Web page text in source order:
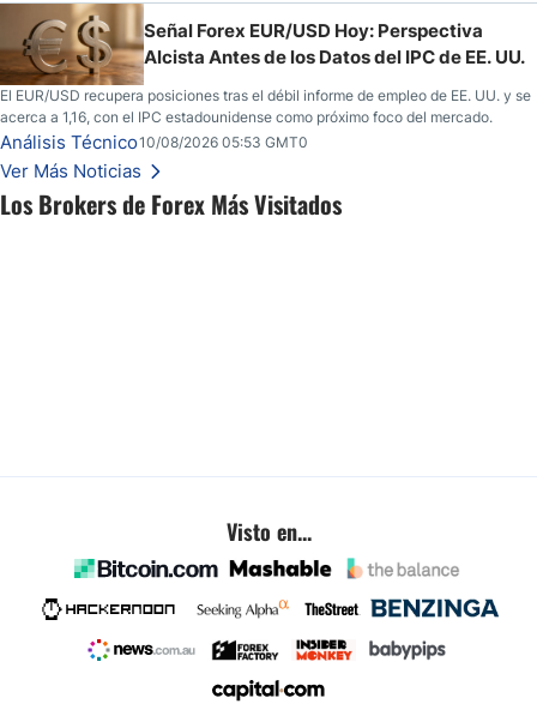
Los Brokers de Forex Más Visitados
Señal Forex EUR/USD Hoy: Perspectiva
Alcista Antes de los Datos del IPC de EE. UU.
El EUR/USD recupera posiciones tras el débil informe de empleo de EE. UU. y se
acerca a 1,16, con el IPC estadounidense como próximo foco del mercado.
Análisis Técnico10/08/2026 05:53 GMT0
Ver Más Noticias
Visto en...